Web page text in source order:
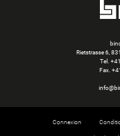
Rietstrasse 6,
Tel.
Fax.
Connexion